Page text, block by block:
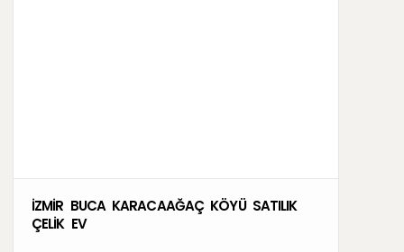
İZMİR BUCA KARACAAĞAÇ KÖYÜ SATILIK
ÇELİK EV